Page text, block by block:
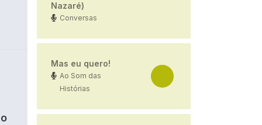
Nazaré)
Conversas
Mas eu quero!
Ao Som das
Histórias